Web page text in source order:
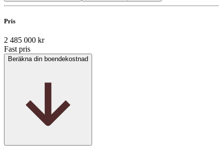
Pris
2 485 000 kr
Fast pris
Beräkna din boendekostnad